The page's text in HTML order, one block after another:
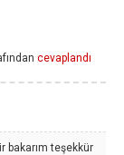
cevaplandı
bakarım teşekkür